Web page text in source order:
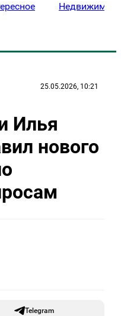
25.05.2026, 10:21
Илья
нового
Telegram